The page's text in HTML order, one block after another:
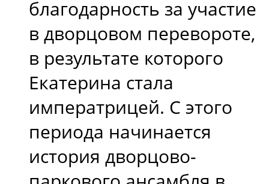
благодарность за участие
в дворцовом перевороте,
в результате которого
Екатерина стала
императрицей. С этого
периода начинается
история дворцово-